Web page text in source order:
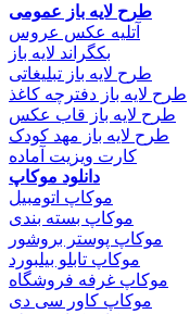
طرح لایه باز عمومی
آتلیه عکس عروس
بکگراند لایه باز
طرح لایه باز تبلیغاتی
طرح لایه باز دفترچه کاغذ
طرح لایه باز قاب عکس
طرح لایه باز مهد کودک
کارت ویزیت آماده
دانلود موکاپ
موکاپ اتومبیل
موکاپ بسته بندی
موکاپ پوستر بروشور
موکاپ تابلو بیلبورد
موکاپ غرفه فروشگاه
موکاپ کاور سی دی